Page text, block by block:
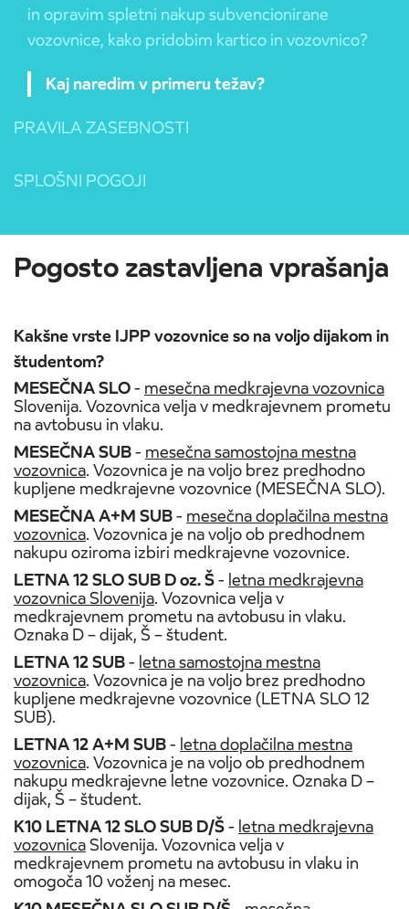
in opravim spletni nakup subvencionirane
vozovnice, kako pridobim kartico in vozovnico?
Kaj naredim v primeru težav?
PRAVILA ZASEBNOSTI
SPLOŠNI POGOJI
Pogosto zastavljena vprašanja
Kakšne vrste IJPP vozovnice so na voljo dijakom in
študentom?
MESEČNA SLO- mesečna medkrajevna vozovnica
Slovenija. Vozovnica velja v medkrajevnem prometu
na avtobusu in vlaku.
MESEČNA SUB- mesečna samostojna mestna
vozovnica. Vozovnica je na voljo brez predhodno
kupljene medkrajevne vozovnice (MESEČNA SLO).
MESEČNA A+M SUB- mesečna doplačilna mestna
vozovnica. Vozovnica je na voljo ob predhodnem
nakupu oziroma izbiri medkrajevne vozovnice.
LETNA 12 SLO SUB D oz. Š- letna medkrajevna
vozovnica Slovenija. Vozovnica velja v
medkrajevnem prometu na avtobusu in vlaku.
Oznaka D – dijak, Š – študent.
LETNA 12 SUB- letna samostojna mestna
vozovnica. Vozovnica je na voljo brez predhodno
kupljene medkrajevne vozovnice (LETNA SLO 12
SUB).
LETNA 12 A+M SUB- letna doplačilna mestna
vozovnica. Vozovnica je na voljo ob predhodnem
nakupu medkrajevne letne vozovnice. Oznaka D –
dijak, Š – študent.
K10 LETNA 12 SLO SUB D/Š- letna medkrajevna
vozovnicaSlovenija. Vozovnica velja v
medkrajevnem prometu na avtobusu in vlaku in
omogoča 10 voženj na mesec.